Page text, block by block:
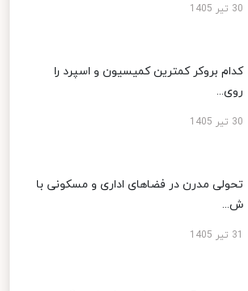
30 تیر 1405
کدام بروکر کمترین کمیسیون و اسپرد را
روی...
30 تیر 1405
تحولی مدرن در فضاهای اداری و مسکونی با
ش...